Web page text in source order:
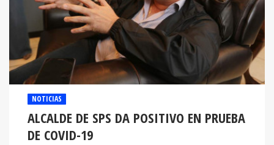
NOTICIAS
ALCALDE DE SPS DA POSITIVO EN PRUEBA
DE COVID-19